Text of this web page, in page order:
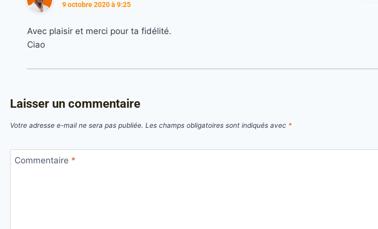
9 octobre 2020 à 9:25
Avec plaisir et merci pour ta fidélité.
Ciao
Laisser un commentaire
Votre adresse e-mail ne sera pas publiée. Les champs obligatoires sont indiqués avec *
Commentaire *